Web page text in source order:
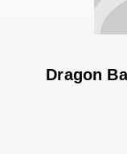
Dragon